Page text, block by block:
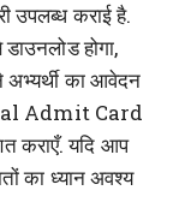
उपलब्ध कराई है.
होगा,
अभ्यर्थी का आवेदन
Admit Card
कराएँ. यदि आप
का ध्यान अवश्य